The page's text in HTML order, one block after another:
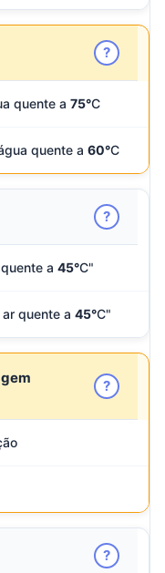
?
quente a 75°C
quente a 60°C
?
a 45°C"
quente a 45°C"
?
?